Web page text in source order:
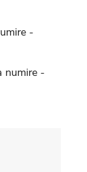
-
numire -